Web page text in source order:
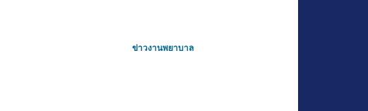
ข่าวงานพยาบาล